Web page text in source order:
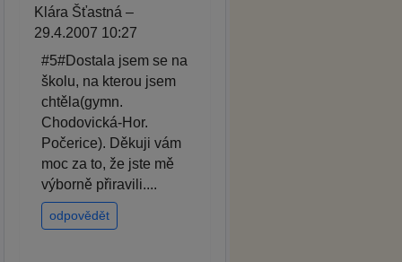
Klára Šťastná –
29.4.2007 10:27
#5#Dostala jsem se na
školu, na kterou jsem
chtěla(gymn.
Chodovická-Hor.
Počerice). Děkuji vám
moc za to, že jste mě
výborně přiravili....
odpovědět